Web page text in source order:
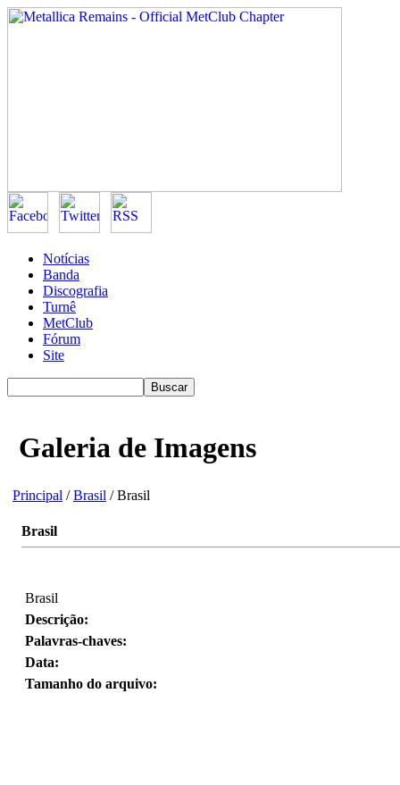
Notícias
Banda
Discografia
Turnê
MetClub
Fórum
Site
Galeria de Imagens
Principal /Brasil / Brasil
Brasil
Brasil
Descrição:
Palavras-chaves:
Data:
Tamanho do arquivo: